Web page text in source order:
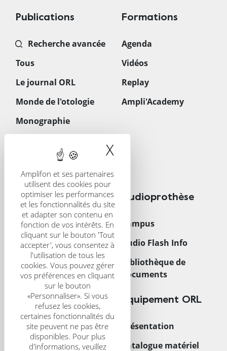
Amplifon et ses partenaires
utilisent des cookies pour
optimiser les performances
et les fonctionnalités du site
et adapter son contenu en
fonction de vos intérêts. En
cliquant sur le bouton 'Tout
accepter', vous consentez à
l'utilisation de tous les
cookies. Vous pouvez gérer
vos préférences en cliquant
sur le bouton
«Personnaliser». Si vous
refusez les cookies,
certaines fonctionnalités du
site peuvent ne pas être
disponibles. Pour plus
d'informations, veuillez
X
Publications
Recherche avancée
Tous
Le journal ORL
Monde de l'otologie
Monographie
Téléchargements
Formations
Agenda
Vidéos
Replay
Ampli'Academy
CRS
Présentation
CRS Scientific Journal
Congrès
Audioprothèse
Campus
Audio Flash Info
Bibliothèque de
documents
Trouver un centre
Acouphènes
Enfant
Équipement ORL
Présentation
Catalogue matériel